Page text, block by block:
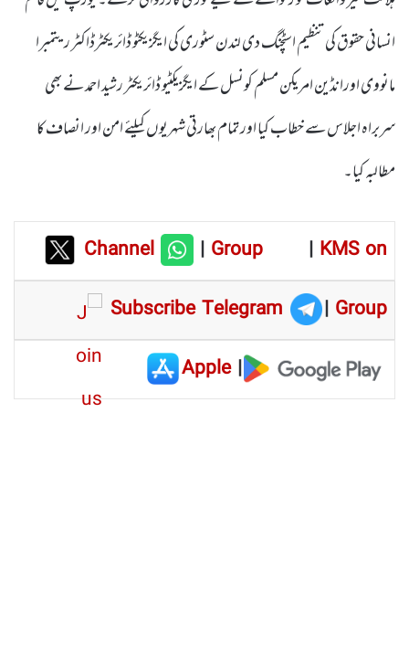
انسانی حقوق کی تنظیم اسٹچنگ دی لندن سٹوری کی ایگزیکٹو ڈائریکٹرڈاکٹر ریتمبرا
مانووی اورانڈین امریکن مسلم کونسل کے ایگزیکٹیو ڈائریکٹر رشید احمد نے بھی
سربراہ اجلاس سے خطاب کیا اور تمام بھارتی شہریوں کیلئے امن اور انصاف کا
مطالبہ کیا۔
Channel |Group | KMS on
Subscribe Telegram
| Group
|
Apple